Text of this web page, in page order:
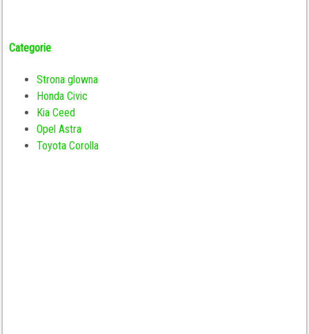
Categorie
Strona glowna
Honda Civic
Kia Ceed
Opel Astra
Toyota Corolla